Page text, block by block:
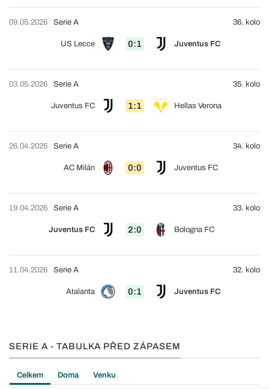
09.05.2026
US Lecce 0:1 Juventus FC
Serie A 36. kolo
03.05.2026
Juventus FC 1:1 Hellas Verona
Serie A 35. kolo
26.04.2026
AC Milán 0:0 Juventus FC
Serie A 34. kolo
19.04.2026
Juventus FC 2:0 Bologna FC
Serie A 33. kolo
11.04.2026
Atalanta 0:1 Juventus FC
Serie A 32. kolo
SERIE A - TABULKA PŘED ZÁPASEM
Celkem Doma Venku